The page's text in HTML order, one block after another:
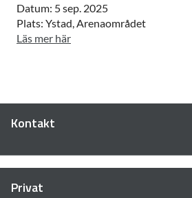
Datum: 5 sep. 2025
Plats: Ystad, Arenaområdet
Läs mer här
Kontakt
Privat